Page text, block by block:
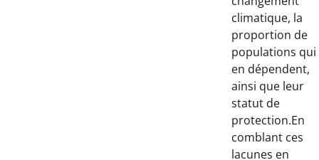
climatique, la
proportion de
populations qui
en dépendent,
ainsi que leur
statut de
protection.En
comblant ces
lacunes en